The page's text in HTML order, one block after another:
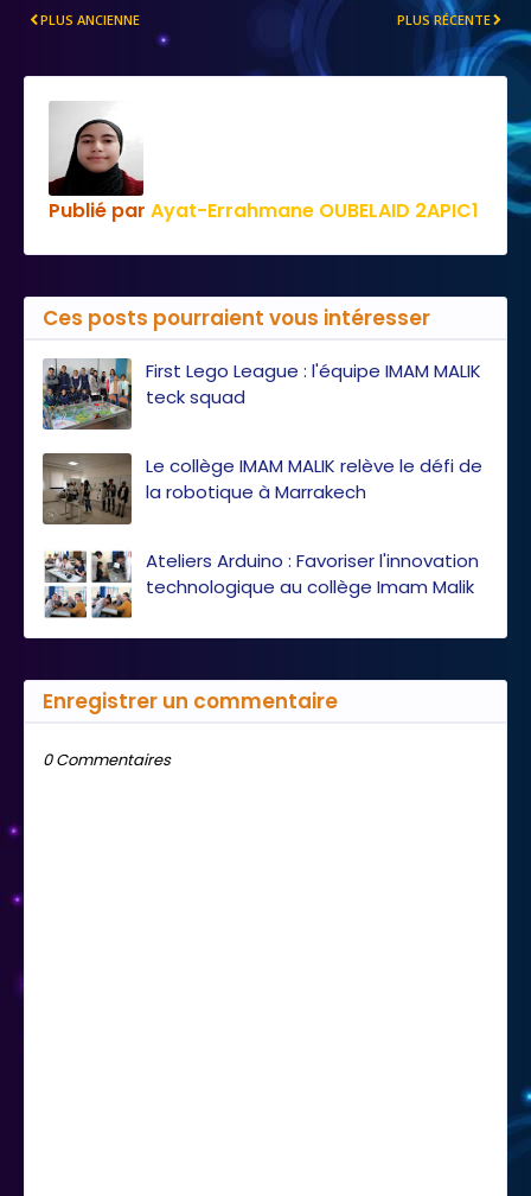
PLUS RÉCENTE
PLUS ANCIENNE
Publié par Ayat-Errahmane OUBELAID 2APIC1
Ces posts pourraient vous intéresser
First Lego League : l'équipe IMAM MALIK
teck squad
Le collège IMAM MALIK relève le défi de
la robotique à Marrakech
Ateliers Arduino : Favoriser l'innovation
technologique au collège Imam Malik
Enregistrer un commentaire
0 Commentaires